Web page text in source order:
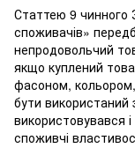
Статтею 9 чинного
споживачів»
непродовольчий
якщо куплений
фасоном,
бути
використовувався
споживчі